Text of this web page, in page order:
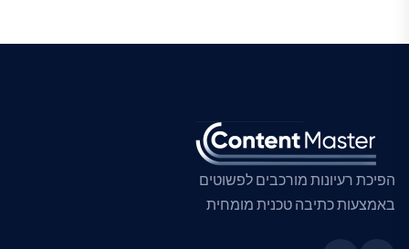
הפיכת רעיונות מורכבים לפשוטים
באמצעות כתיבה טכנית מומחית